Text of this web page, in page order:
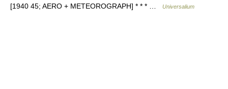
[1940 45; AERO + METEOROGRAPH] * * * …
Universalium